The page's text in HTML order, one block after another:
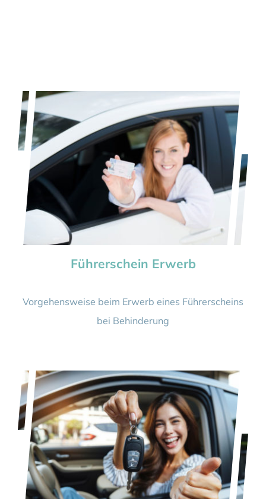
LAGERWAGEN
Führerschein Erwerb
Vorgehensweise beim Erwerb eines Führerscheins
bei Behinderung